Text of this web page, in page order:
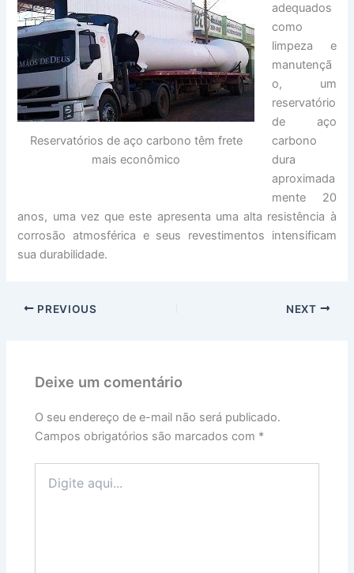
Reservatórios de aço carbono têm frete
mais econômico
adequados
como
limpeza e
manutençã
o, um
reservatório
de aço
carbono
dura
aproximada
mente 20
anos, uma vez que este apresenta uma alta resistência à
corrosão atmosférica e seus revestimentos intensificam
sua durabilidade.
PREVIOUS NEXT
Deixe um comentário
O seu endereço de e-mail não será publicado.
Campos obrigatórios são marcados com *
aqui...